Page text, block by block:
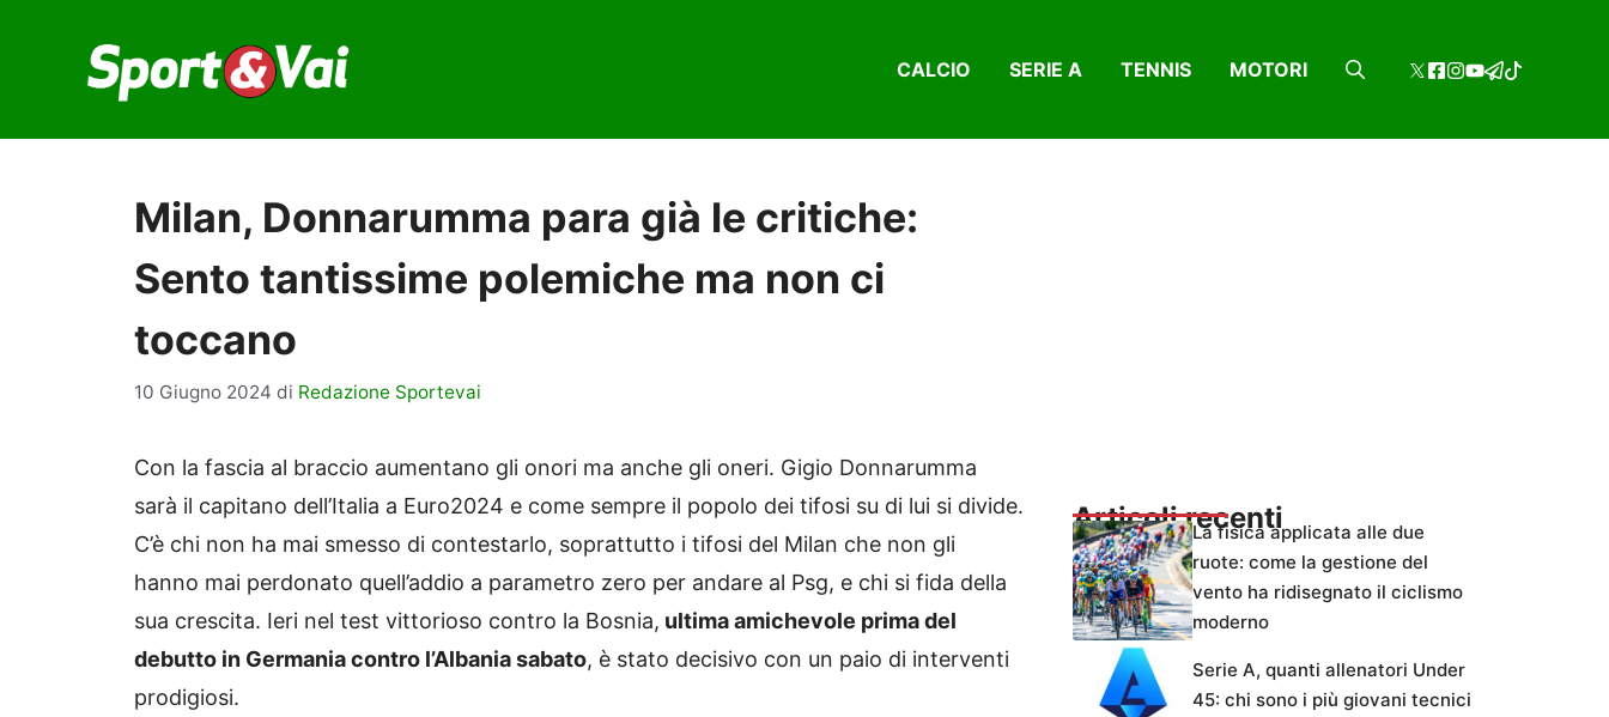
contenuto
CALCIO SERIE A TENNIS MOTORI
Milan, Donnarumma para già le critiche:
Sento tantissime polemiche ma non ci
toccano
10 Giugno 2024 di Redazione Sportevai
Con la fascia al braccio aumentano gli onori ma anche gli oneri. Gigio Donnarumma
sarà il capitano dell’Italia a Euro2024 e come sempre il popolo dei tifosi su di lui si divide.
C’è chi non ha mai smesso di contestarlo, soprattutto i tifosi del Milan che non gli
hanno mai perdonato quell’addio a parametro zero per andare al Psg, e chi si fida della
sua crescita. Ieri nel test vittorioso contro la Bosnia, ultima amichevole prima del
debutto in Germania contro l’Albania sabato, è stato decisivo con un paio di interventi
prodigiosi.
Articoli recentiLa fisica applicata alle due
ruote: come la gestione del
vento ha ridisegnato il ciclismo
moderno
Serie A, quanti allenatori Under
45: chi sono i più giovani tecnici